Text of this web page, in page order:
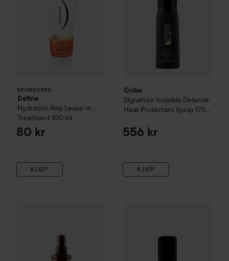
SPONSORED
Define
Hydration Rep Leave-in
Treatment 100 ml
80 kr
KJØP
Oribe
Signature Invisible Defense
Heat Protectant Spray 175
556 kr
KJØP